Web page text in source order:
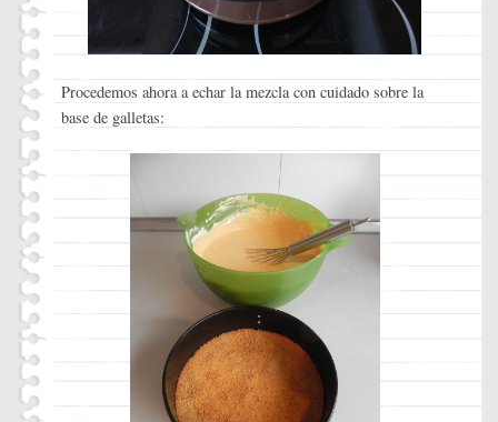
Procedemos ahora a echar la mezcla con cuidado sobre la
base de galletas: